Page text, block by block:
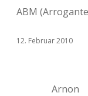
ABM
12. Februar 2010
Arnon